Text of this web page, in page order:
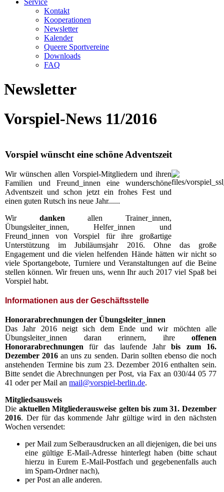
Service
Kontakt
Kooperationen
Newsletter
Kalender
Queere Sportvereine
Downloads
FAQ
Newsletter
Vorspiel-News 11/2016
Vorspiel wünscht eine schöne Adventszeit
Wir wünschen allen Vorspiel-Mitgliedern und ihren
Familien und Freund_innen eine wunderschöne
Adventszeit und schon jetzt ein frohes Fest und
einen guten Rutsch ins neue Jahr......
Wir danken allen Trainer_innen,
Übungsleiter_innen, Helfer_innen und
Freund_innen von Vorspiel für ihre großartige
Unterstützung im Jubiläumsjahr 2016. Ohne das große
Engagement und die vielen helfenden Hände hätten wir nicht so
viele Sportangebote, Turniere und Veranstaltungen auf die Beine
stellen können. Wir freuen uns, wenn Ihr auch 2017 viel Spaß bei
Vorspiel habt.
Informationen aus der Geschäftsstelle
Honorarabrechnungen der Übungsleiter_innen
Das Jahr 2016 neigt sich dem Ende und wir möchten alle
Übungsleiter_innen daran erinnern, ihre offenen
Honorarabrechnungenfür das laufende Jahrbis zum 16.
Dezember 2016 an uns zu senden. Darin sollten ebenso die noch
anstehenden Termine bis zum 23. Dezember 2016 enthalten sein.
Bitte sendet die Abrechnungen per Post, via Fax an 030/44 05 77
41 oder per Mail an mail@vorspiel-berlin.de.
Mitgliedsausweis
Die aktuellen Mitgliederausweise gelten bis zum 31. Dezember
2016. Der für das kommende Jahr gültige wird in den nächsten
Wochen versendet:
per Mail zum Selberausdrucken an all diejenigen, die bei uns
eine gültige E-Mail-Adresse hinterlegt haben (bitte schaut
hierzu in Eurem E-Mail-Postfach und gegebenenfalls auch
im Spam-Ordner nach),
per Post an alle anderen.